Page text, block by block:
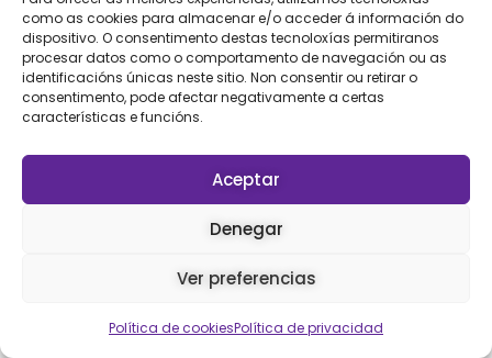
como as cookies para almacenar e/o acceder á información do
dispositivo. O consentimento destas tecnoloxías permitiranos
procesar datos como o comportamento de navegación ou as
identificacións únicas neste sitio. Non consentir ou retirar o
consentimento, pode afectar negativamente a certas
características e funcións.
Aceptar
Denegar
Ver preferencias
Política de cookiesPolítica de privacidad